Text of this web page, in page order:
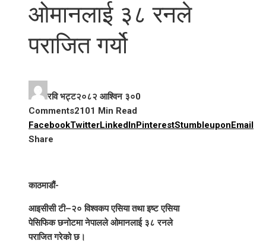
ओमानलाई ३८ रनले
पराजित गर्यो
रवि भट्ट२०८२ आश्विन ३०0
Comments2101 Min Read
FacebookTwitterLinkedIn PinterestStumbleupon Email
Share
काठमाडौं-
आइसीसी टी–२० विश्वकप एसिया तथा इष्ट एसिया
पेसिफिक छनोटमा नेपालले ओमानलाई ३८ रनले
पराजित गरेको छ।